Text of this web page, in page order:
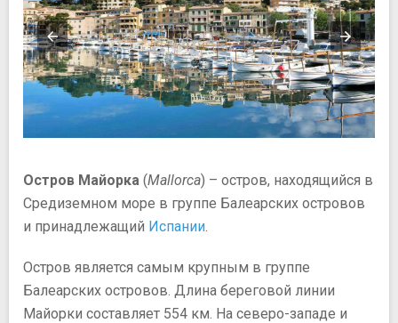
Остров Майорка (Mallorca) – остров, находящийся в
Средиземном море в группе Балеарских островов
и принадлежащий Испании
Остров является самым крупным в группе
Балеарских островов. Длина береговой линии
Майорки составляет 554 км. На северо-западе и